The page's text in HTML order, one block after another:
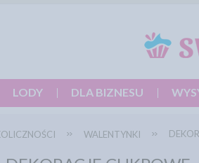
LODY DLA BIZNESU
WALENTYNKI